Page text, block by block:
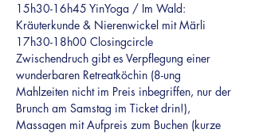
15h30-16h45 YinYoga / Im Wald:
Kräuterkunde & Nierenwickel mit Märli
17h30-18h00 Closingcircle
Zwischendruch gibt es Verpflegung einer
wunderbaren Retreatköchin (8-ung
Mahlzeiten nicht im Preis inbegriffen, nur der
Brunch am Samstag im Ticket drin!),
Massagen mit Aufpreis zum Buchen (kurze